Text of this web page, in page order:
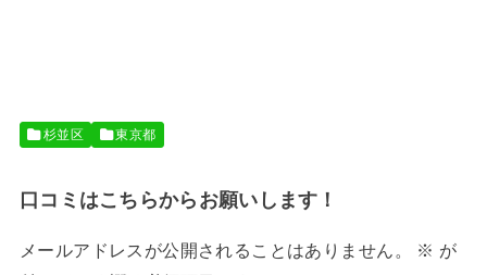
杉並区 東京都
口コミはこちらからお願いします！
メールアドレスが公開されることはありません。 ※ が